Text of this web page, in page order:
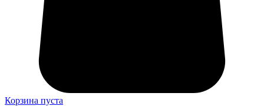
Корзина пуста